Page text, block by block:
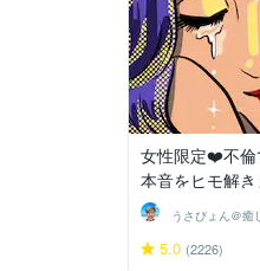
女性限定❤️不倫
本音をヒモ解き
5.0 (2226)